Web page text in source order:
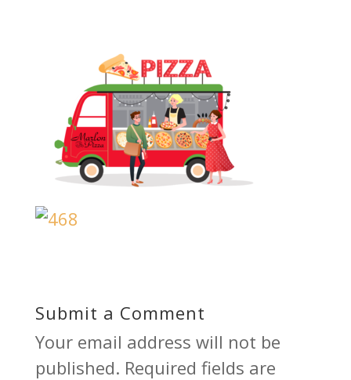
Submit a Comment
Your email address will not be
published. Required fields are